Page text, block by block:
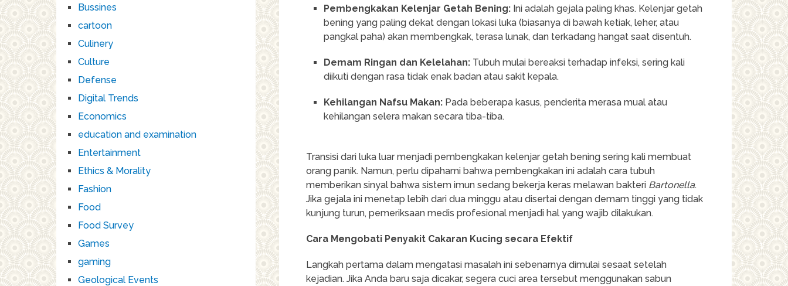
Pembengkakan Kelenjar Getah Bening: Ini adalah gejala paling khas. Kelenjar getah
bening yang paling dekat dengan lokasi luka (biasanya di bawah ketiak, leher, atau
pangkal paha) akan membengkak, terasa lunak, dan terkadang hangat saat disentuh.
Demam Ringan dan Kelelahan: Tubuh mulai bereaksi terhadap infeksi, sering kali
diikuti dengan rasa tidak enak badan atau sakit kepala.
Kehilangan Nafsu Makan: Pada beberapa kasus, penderita merasa mual atau
kehilangan selera makan secara tiba-tiba.
Transisi dari luka luar menjadi pembengkakan kelenjar getah bening sering kali membuat
orang panik. Namun, perlu dipahami bahwa pembengkakan ini adalah cara tubuh
memberikan sinyal bahwa sistem imun sedang bekerja keras melawan bakteri Bartonella.
Jika gejala ini menetap lebih dari dua minggu atau disertai dengan demam tinggi yang tidak
kunjung turun, pemeriksaan medis profesional menjadi hal yang wajib dilakukan.
Cara Mengobati Penyakit Cakaran Kucing secara Efektif
Langkah pertama dalam mengatasi masalah ini sebenarnya dimulai sesaat setelah
kejadian. Jika Anda baru saja dicakar, segera cuci area tersebut menggunakan sabun
Bussines
cartoon
Culinery
Culture
Defense
Digital Trends
Economics
education and examination
Entertainment
Ethics & Morality
Fashion
Food
Food Survey
Games
gaming
Geological Events